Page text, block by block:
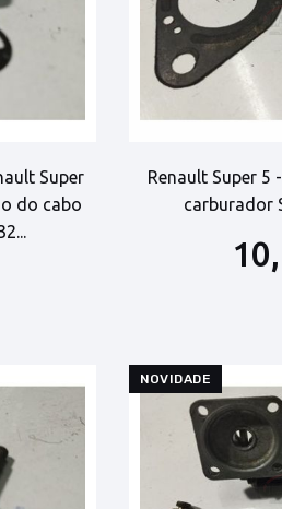
Super
do cabo
Renault Super 5
carburador
NOVIDADE